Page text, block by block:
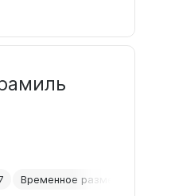
Временное размещение